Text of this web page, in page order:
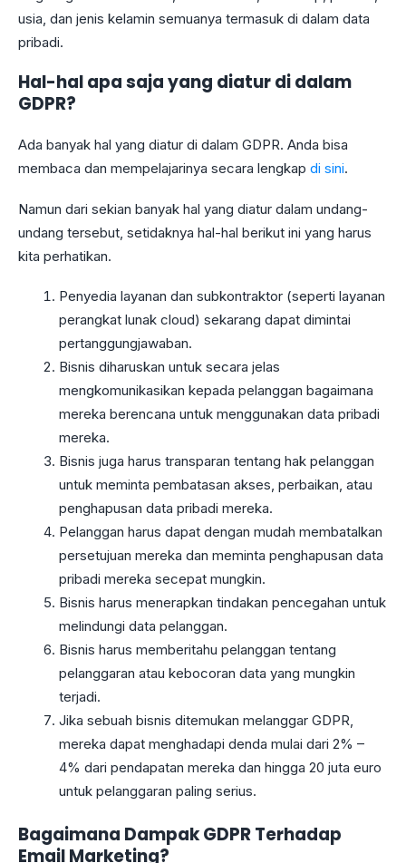
usia, dan jenis kelamin semuanya termasuk di dalam data
pribadi.
Hal-hal apa saja yang diatur di dalam
GDPR?
Ada banyak hal yang diatur di dalam GDPR. Anda bisa
membaca dan mempelajarinya secara lengkap di sini.
Namun dari sekian banyak hal yang diatur dalam undang-
undang tersebut, setidaknya hal-hal berikut ini yang harus
kita perhatikan.
Penyedia layanan dan subkontraktor (seperti layanan
perangkat lunak cloud) sekarang dapat dimintai
pertanggungjawaban.
Bisnis diharuskan untuk secara jelas
mengkomunikasikan kepada pelanggan bagaimana
mereka berencana untuk menggunakan data pribadi
mereka.
Bisnis juga harus transparan tentang hak pelanggan
untuk meminta pembatasan akses, perbaikan, atau
penghapusan data pribadi mereka.
Pelanggan harus dapat dengan mudah membatalkan
persetujuan mereka dan meminta penghapusan data
pribadi mereka secepat mungkin.
Bisnis harus menerapkan tindakan pencegahan untuk
melindungi data pelanggan.
Bisnis harus memberitahu pelanggan tentang
pelanggaran atau kebocoran data yang mungkin
terjadi.
Jika sebuah bisnis ditemukan melanggar GDPR,
mereka dapat menghadapi denda mulai dari 2% –
4% dari pendapatan mereka dan hingga 20 juta euro
untuk pelanggaran paling serius.
Bagaimana Dampak GDPR Terhadap
Email Marketing?